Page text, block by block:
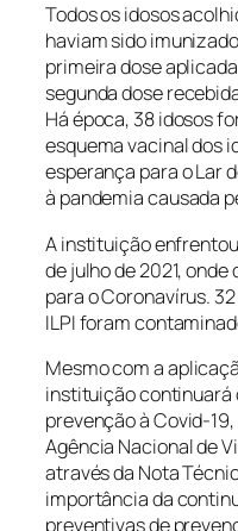
Todos os idosos
haviam sido
primeira dose
segunda dose
Há época, 38 idosos
esquema vacinal dos
esperança para o Lar
à pandemia causada
A instituição
de julho de 2021,
para o Coronavírus.
ILPI foram
Mesmo com a
instituição continuará
prevenção à Covid-
Agência Nacional de
através da Nota
importância da
preventivas de